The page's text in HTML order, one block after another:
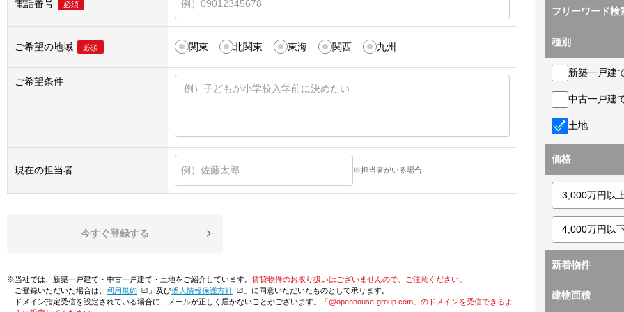
電話番号 必須
ご希望の地域 必須 関東 北関東 東海 関西 九州
ご希望条件
現在の担当者 ※担当者がいる場合
今すぐ登録する
※当社では、新築一戸建て・中古一戸建て・土地をご紹介しています。 賃貸物件のお取り扱いはございませんので、ご注意ください。
ご登録いただいた場合は、「利用規約 」及び「個人情報保護方針
」に同意いただいたものとして承ります。
ドメイン指定受信を設定されている場合に、メールが正しく届かないことがございます。
「@openhouse-group.com」のドメインを受信できるよ
フリーワード検
種別
新築一戸建
中古一戸建
土地
価格
新着物件
建物面積